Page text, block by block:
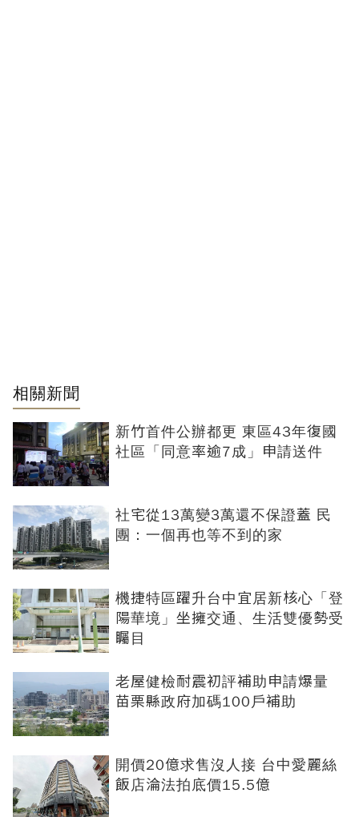
相關新聞
新竹首件公辦都更 東區43年復國
社區「同意率逾7成」申請送件
社宅從13萬變3萬還不保證蓋 民
團：一個再也等不到的家
機捷特區躍升台中宜居新核心「登
陽華境」坐擁交通、生活雙優勢受
矚目
老屋健檢耐震初評補助申請爆量
苗栗縣政府加碼100戶補助
開價20億求售沒人接 台中愛麗絲
飯店淪法拍底價15.5億